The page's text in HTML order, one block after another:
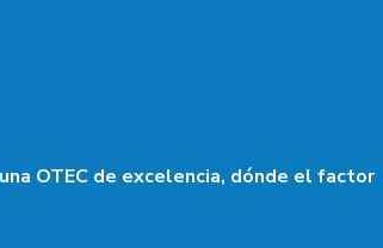
OTEC de excelencia, dónde el factor